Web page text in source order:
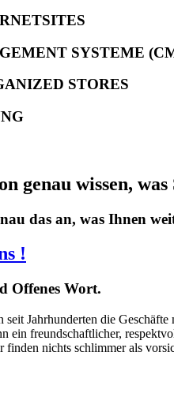
SYSTEME
STORES
genau wissen,
das an, was Ihnen
!
Offenes Wort.
seit Jahrhunderten die
ein freundschaftlicher,
finden nichts schlimmer als